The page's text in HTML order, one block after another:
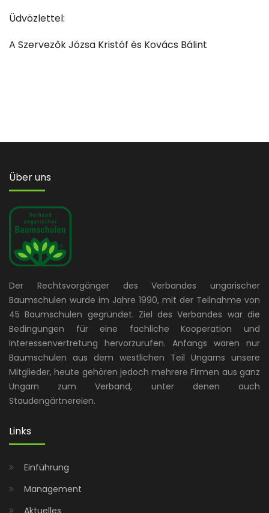
Üdvözlettel:
A Szervezők Józsa Kristóf és Kovács Bálint
Über uns
Der Rechtsvorgänger des Verbandes ungarischer
Baumschulen wurde im Jahre 1990, mit der Teilnahme von
45 Baumschulen gegründet. Ziel des Verbandes war die
Bedingungen für eine fachliche Kooperation und
Interessenvertretung hervorzurufen. Anfangs waren nur
Baumschulen aus dem westlichen Teil Ungarns unsere
Mitglieder, heute gehören jedoch mehrere Firmen aus ganz
Ungarn zum Verband, unter denen auch
Staudengärtnereien.
Links
Einführung
Management
Aktuelles